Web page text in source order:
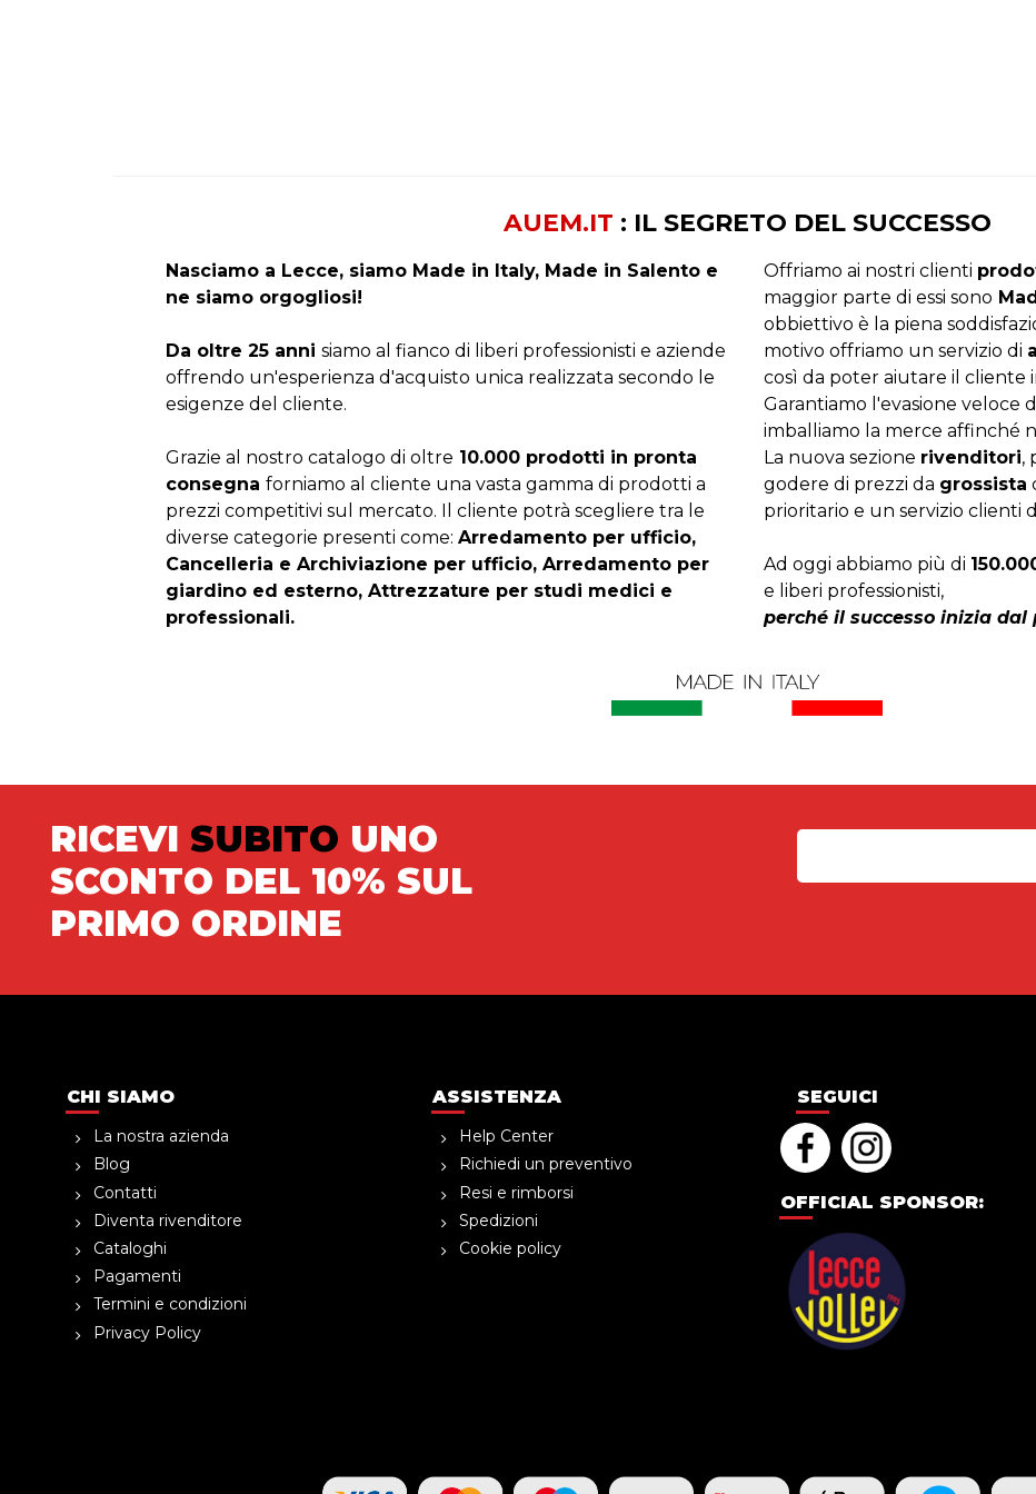
AUEM.IT : IL SEGRETO DEL SUCCESSO
Nasciamo a Lecce, siamo Made in Italy, Made in Salento e
ne siamo orgogliosi!
Da oltre 25 annisiamo al fianco di liberi professionisti e aziende
offrendo un'esperienza d'acquisto unica realizzata secondo le
esigenze del cliente.
Grazie al nostro catalogo di oltre 10.000 prodotti in pronta
consegnaforniamo al cliente una vasta gamma di prodotti a
prezzi competitivi sul mercato. Il cliente potrà scegliere tra le
diverse categorie presenti come:Arredamento per ufficio,
Cancelleria e Archiviazione per ufficio, Arredamento per
giardino ed esterno, Attrezzature per studi medici e
professionali.
Offriamo ai nostri clienti
maggior parte di essi sono
obbiettivo è la piena
motivo offriamo un servizio di
così da poter aiutare il cliente
Garantiamo l'evasione veloce
imballiamo la merce affinché
La nuova sezione rivenditori,
godere di prezzi da grossista
prioritario e un servizio clienti
Ad oggi abbiamo più di
e liberi professionisti,
perché il successo inizia dal
RICEVI SUBITO UNO
SCONTO DEL 10% SUL
PRIMO ORDINE
CHI SIAMO
La nostra azienda
Blog
Contatti
Diventa rivenditore
Cataloghi
Pagamenti
Termini e condizioni
Privacy Policy
ASSISTENZA
Help Center
Richiedi un preventivo
Resi e rimborsi
Spedizioni
Cookie policy
SEGUICI
OFFICIAL SPONSOR: